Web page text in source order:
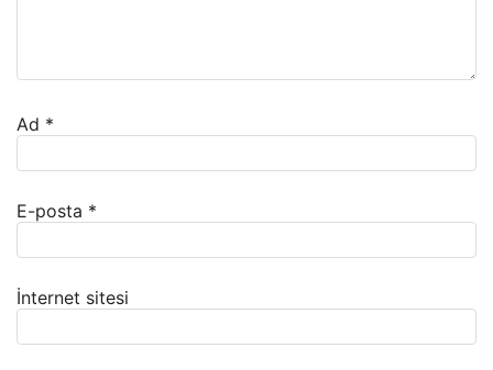
Ad *
E-posta *
İnternet sitesi